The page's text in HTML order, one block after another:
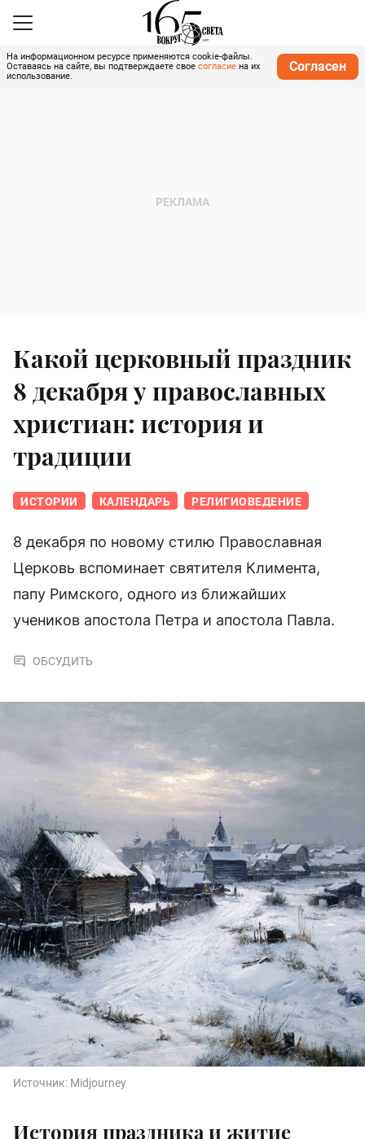
На информационном ресурсе применяются cookie-файлы.
Оставаясь на сайте, вы подтверждаете свое согласие на их
использование.
Согласен
Какой церковный праздник
8 декабря у православных
христиан: история и
традиции
ИСТОРИИ КАЛЕНДАРЬ РЕЛИГИОВЕДЕНИЕ
8 декабря по новому стилю Православная
Церковь вспоминает святителя Климента,
папу Римского, одного из ближайших
учеников апостола Петра и апостола Павла.
ОБСУДИТЬ
Источник: Midjourney
История праздника и житие